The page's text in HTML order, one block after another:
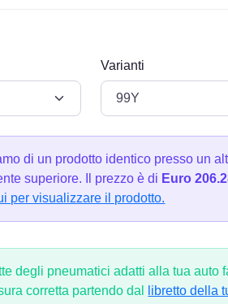
Varianti
di un prodotto identico presso un
superiore. Il prezzo è di Euro
per visualizzare il prodotto.
degli pneumatici adatti alla tua auto
corretta partendo dal
libretto della